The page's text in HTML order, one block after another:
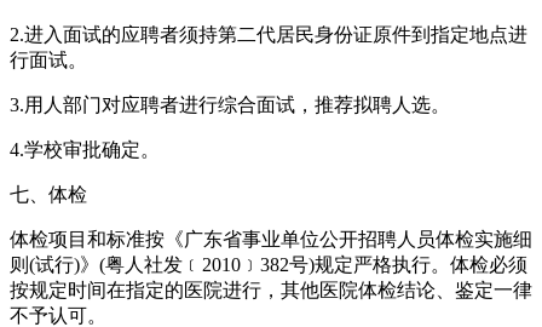
2.进入面试的应聘者须持第二代居民身份证原件到指定地点进
行面试。
3.用人部门对应聘者进行综合面试，推荐拟聘人选。
4.学校审批确定。
七、体检
体检项目和标准按《广东省事业单位公开招聘人员体检实施细
则(试行)》(粤人社发﹝2010﹞382号)规定严格执行。体检必须
按规定时间在指定的医院进行，其他医院体检结论、鉴定一律
不予认可。